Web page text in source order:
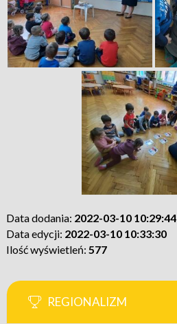
Data dodania: 2022-03-10 10:29:44
Data edycji: 2022-03-10 10:33:30
Ilość wyświetleń: 577
REGIONALIZM